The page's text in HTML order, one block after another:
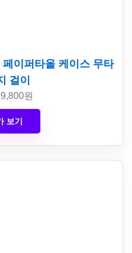
이퍼타올 케이스 무타
걸이
원
보기